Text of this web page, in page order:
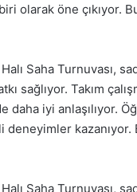
olarak öne çıkıyor.
Saha Turnuvası,
sağlıyor. Takım
daha iyi anlaşılıyor.
Saha Turnuvası,